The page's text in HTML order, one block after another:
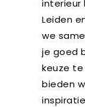
interieur
Leiden
we
je goed
keuze te
bieden